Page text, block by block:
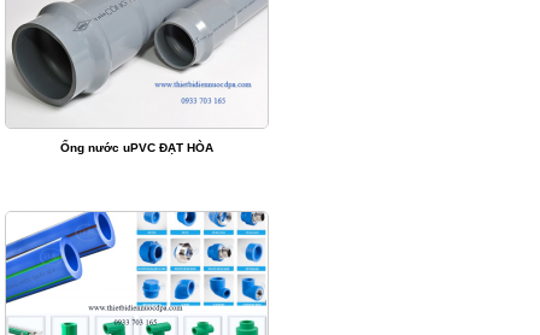
Ống nước uPVC ĐẠT HÒA